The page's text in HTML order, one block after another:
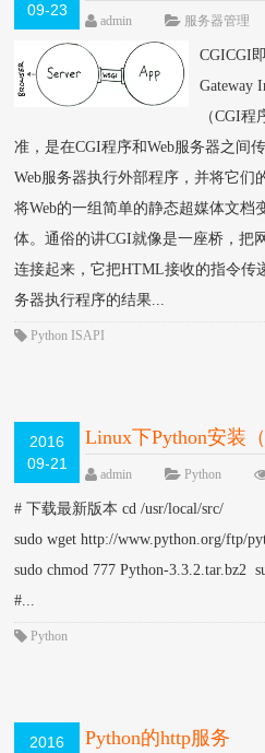
09-23
admin 服务器管理
‍‍‍‍CGICGI
Gateway
（CGI
准，是在CGI程序和Web服务器之间
Web服务器执行外部程序，并将它们
将Web的一组简单的静态超媒体文档
体。通俗的讲CGI就像是一座桥，把
连接起来，它把HTML接收的指令传
务器执行程序的结果...
Python ISAPI
2016
09-21
Linux下Python安装
admin Python
# 下载最新版本 cd /usr/local/src/
sudo wget http://www.python.org/ftp/
sudo chmod 777 Python-3.3.2.tar.bz2
#...
Python
2016
Python的http服务